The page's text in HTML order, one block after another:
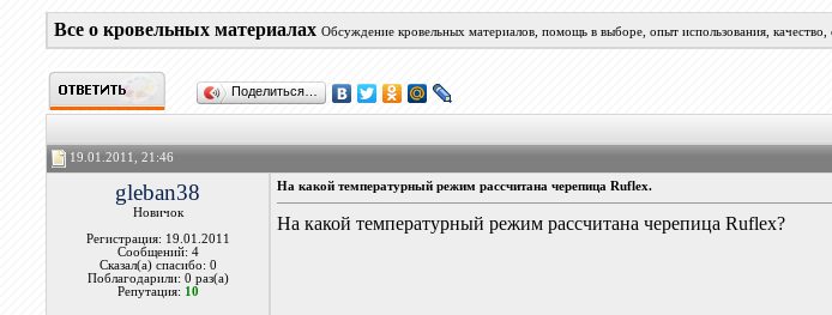
Все о кровельных материалах Обсуждение кровельных материалов, помощь в выборе, опыт использования,
Поделиться…
19.01.2011, 21:46
gleban38
Новичок
Регистрация: 19.01.2011
Сообщений: 4
Сказал(а) спасибо: 0
Поблагодарили: 0 раз(а)
Репутация: 10
На какой температурный режим рассчитана черепица Ruflex.
На какой температурный режим рассчитана черепица Ruflex?